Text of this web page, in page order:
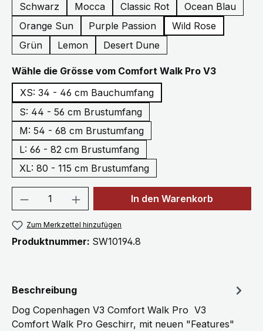
Schwarz
Mocca Classic Rot
Ocean Blau
Orange Sun
Purple Passion
Wild Rose
Grün
Lemon Desert Dune
Wähle die Grösse vom Comfort Walk Pro V3
XS: 34 - 46 cm Bauchumfang
S: 44 - 56 cm Brustumfang
M: 54 - 68 cm Brustumfang
L: 66 - 82 cm Brustumfang
XL: 80 - 115 cm Brustumfang
Produkt Anzahl: Gib denIn den Warenkorb
Zum Merkzettel hinzufügen
Produktnummer: SW10194.8
Beschreibung
Dog Copenhagen V3 Comfort Walk Pro V3
Comfort Walk Pro Geschirr, mit neuen "Features"